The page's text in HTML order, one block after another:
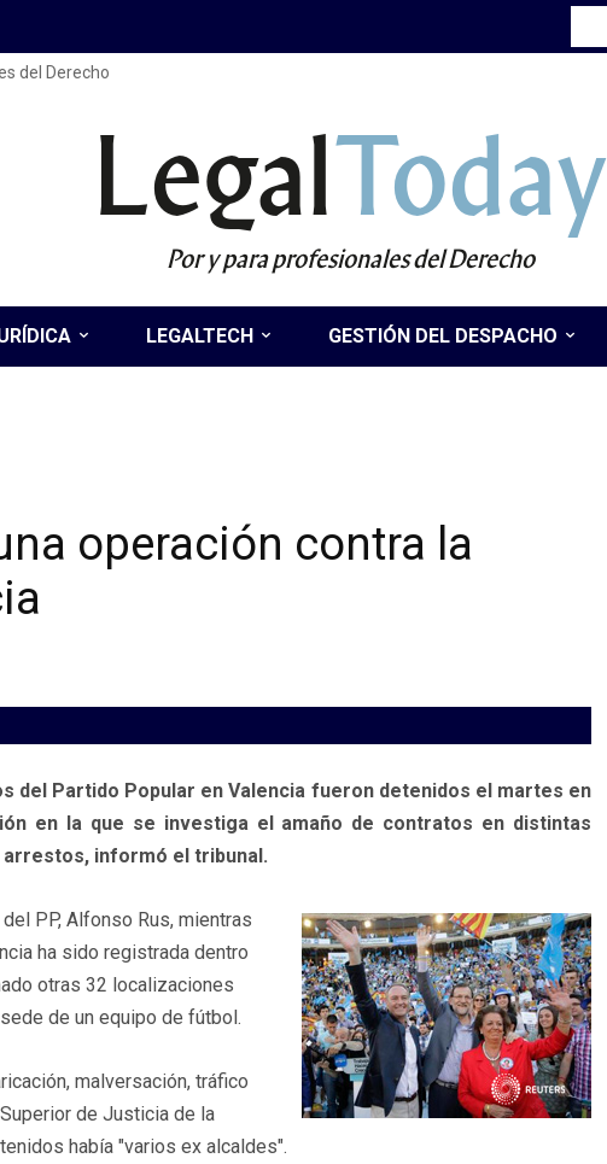
del Derecho
LegalToday
Por y para profesionales del Derecho
LEGALTECH GESTIÓN DEL DESPACHO
operación contra la
del Partido Popular en Valencia fueron detenidos el martes en
en la que se investiga el amaño de contratos en distintas
arrestos, informó el tribunal.
PP, Alfonso Rus, mientras
ha sido registrada dentro
otras 32 localizaciones
de un equipo de fútbol.
malversación, tráfico
de Justicia de la
había "varios ex alcaldes".